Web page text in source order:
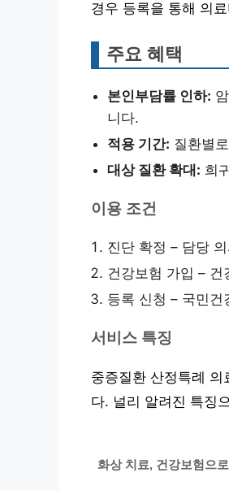
경우 등록을 통해 의
주요 혜택
본인부담률 인하:
니다.
적용 기간: 질환별
대상 질환 확대: 희
이용 조건
진단 확정 – 담당
건강보험 가입 –
등록 신청 – 국민
서비스 특징
중증질환 산정특례
다. 널리 알려진 특징
화상 치료, 건강보험으